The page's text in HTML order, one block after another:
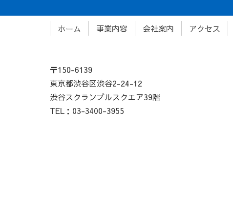
ホーム 事業内容 会社案内 アクセス
〒150-6139
東京都渋谷区渋谷2-24-12
渋谷スクランブルスクエア39階
TEL：03-3400-3955